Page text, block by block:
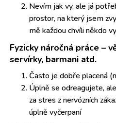
Nevím jak vy, ale já
prostor, na který jsem
mě každou chvíli někdo
Fyzicky náročná práce –
servírky, barmani atd.
Často je dobře placená
Úplně se odreagujete,
za stres z nervózních
úplně vyčerpaní